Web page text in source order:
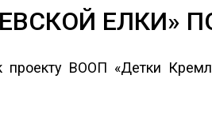
ЕЛКИ»
ВООП «Детки